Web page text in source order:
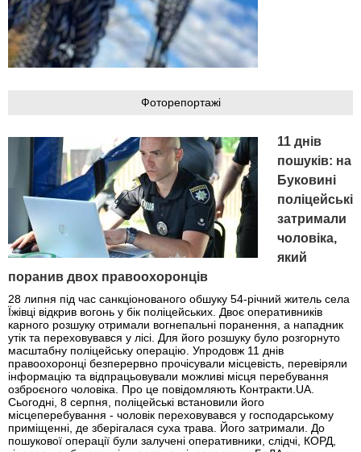
Фоторепортажі
11 днів
пошуків: на
Буковині
поліцейські
затримали
чоловіка,
який
поранив двох правоохоронців
28 липня під час санкціонованого обшуку 54-річний житель села
Їжівці відкрив вогонь у бік поліцейських. Двоє оперативників
карного розшуку отримали вогнепальні поранення, а нападник
утік та переховувався у лісі. Для його розшуку було розгорнуто
масштабну поліцейську операцію. Упродовж 11 днів
правоохоронці безперервно прочісували місцевість, перевіряли
інформацію та відпрацьовували можливі місця перебування
озброєного чоловіка. Про це повідомляють Контракти.UA.
Сьогодні, 8 серпня, поліцейські встановили його
місцеперебування - чоловік переховувався у господарському
приміщенні, де зберігалася суха трава. Його затримали. До
пошукової операції були залучені оперативники, слідчі, КОРД,